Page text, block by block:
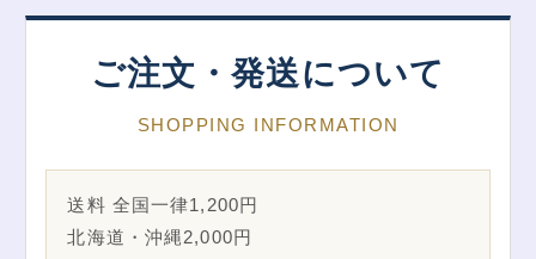
ご注文・発送について
SHOPPING INFORMATION
送料 全国一律1,200円
北海道・沖縄2,000円